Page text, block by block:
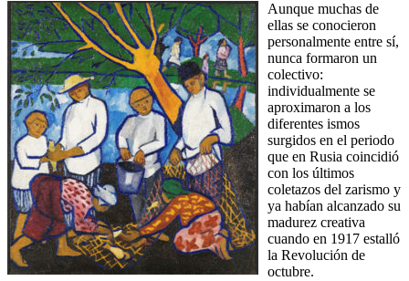
Aunque muchas de
ellas se conocieron
personalmente entre sí,
nunca formaron un
colectivo:
individualmente se
aproximaron a los
diferentes ismos
surgidos en el periodo
que en Rusia coincidió
con los últimos
coletazos del zarismo y
ya habían alcanzado su
madurez creativa
cuando en 1917 estalló
la Revolución de
octubre.